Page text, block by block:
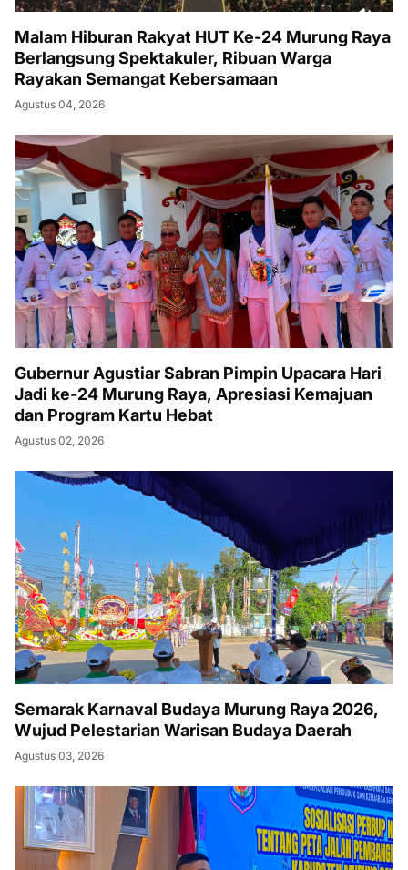
Malam Hiburan Rakyat HUT Ke-24 Murung Raya
Berlangsung Spektakuler, Ribuan Warga
Rayakan Semangat Kebersamaan
Agustus 04, 2026
Gubernur Agustiar Sabran Pimpin Upacara Hari
Jadi ke-24 Murung Raya, Apresiasi Kemajuan
dan Program Kartu Hebat
Agustus 02, 2026
Semarak Karnaval Budaya Murung Raya 2026,
Wujud Pelestarian Warisan Budaya Daerah
Agustus 03, 2026